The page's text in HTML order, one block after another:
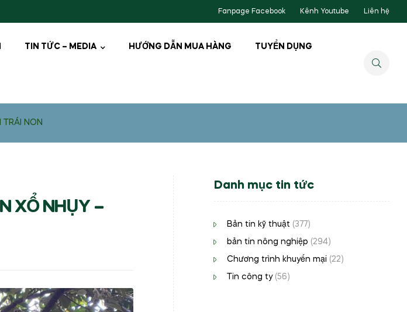
Fanpage Facebook Kênh Youtube Liên hệ
TIN TỨC – MEDIA HƯỚNG DẪN MUA HÀNG TUYỂN DỤNG
TRÁI NON
XỔ NHỤY –
Danh mục tin tức
Bản tin kỹ thuật (377)
bản tin nông nghiệp (294)
Chương trình khuyến mại (22)
Tin công ty(56)